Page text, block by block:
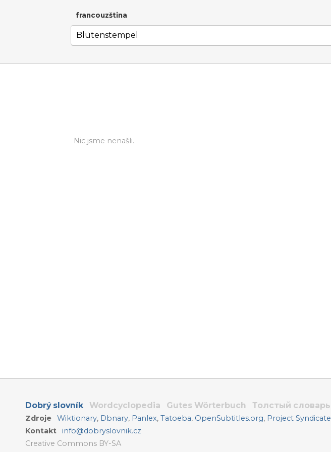
francouzština
Nic jsme nenašli.
Dobrý slovník Wordcyclopedia Gutes Wörterbuch Толстый словарь
Zdroje Wiktionary, Dbnary, Panlex,Tatoeba, OpenSubtitles.org, Project Syndicate
Kontakt
info@dobryslovnik.cz
Creative Commons BY-SA